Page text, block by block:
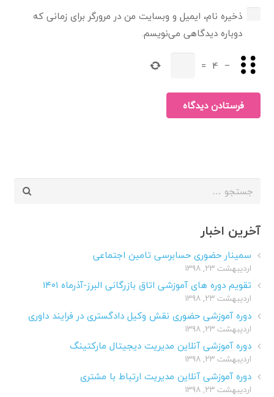
ذخیره نام، ایمیل و وبسایت من در مرورگر برای زمانی که
دوباره دیدگاهی می‌نویسم.
−
4
=
فرستادن دیدگاه
جستجو
آخرین اخبار
سمینار حضوری حسابرسی تامین اجتماعی
اردیبهشت ۲۳, ۱۳۹۸
تقویم دوره های آموزشی اتاق بازرگانی البرز-آذرماه ۱۴۰۱
اردیبهشت ۲۳, ۱۳۹۸
دوره آموزشی حضوری نقش وکیل دادگستری در فرایند داوری
اردیبهشت ۲۳, ۱۳۹۸
دوره آموزشی آنلاین مدیریت دیجیتال مارکتینگ
اردیبهشت ۲۳, ۱۳۹۸
دوره آموزشی آنلاین مدیریت ارتباط با مشتری
اردیبهشت ۲۳, ۱۳۹۸